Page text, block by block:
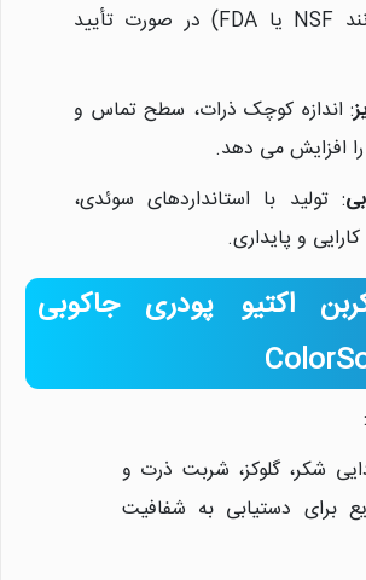
بهداشتی (مانند NSF یا FDA) در صورت تأیید
: اندازه کوچک ذرات، سطح تماس و
افزایش می دهد.
: تولید با استانداردهای سوئدی،
و پایداری.
اکتیو پودری جاکوبی
:
شکر، گلوکز، شربت ذرت و
برای دستیابی به شفافیت